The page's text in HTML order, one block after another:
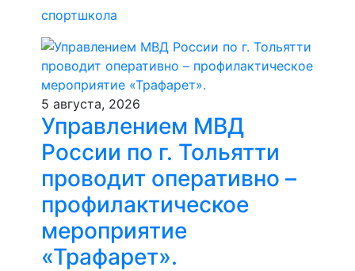
спортшкола
5 августа, 2026
Управлением МВД
России по г. Тольятти
проводит оперативно –
профилактическое
мероприятие
«Трафарет».